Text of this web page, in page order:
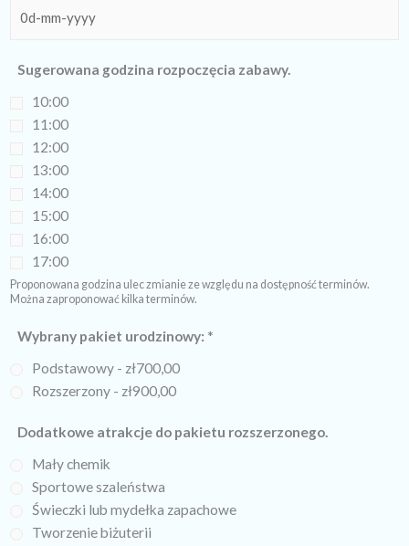
Sugerowana godzina rozpoczęcia zabawy.
10:00
11:00
12:00
13:00
14:00
15:00
16:00
17:00
Proponowana godzina ulec zmianie ze względu na dostępność terminów.
Można zaproponować kilka terminów.
Wybrany pakiet urodzinowy: *
Podstawowy - zł700,00
Rozszerzony - zł900,00
Dodatkowe atrakcje do pakietu rozszerzonego.
Mały chemik
Sportowe szaleństwa
Świeczki lub mydełka zapachowe
Tworzenie biżuterii